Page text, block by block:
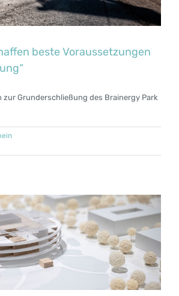
beste Voraussetzungen
zur Grunderschließung des Brainergy Park